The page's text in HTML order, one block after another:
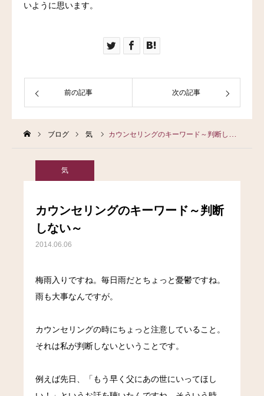
いように思います。
前の記事 次の記事
ブログ 気 カウンセリングのキーワード～判断しない～
気
カウンセリングのキーワード～判断
しない～
2014.06.06
梅雨入りですね。毎日雨だとちょっと憂鬱ですね。
雨も大事なんですが。
カウンセリングの時にちょっと注意していること。
それは私が判断しないということです。
例えば先日、「もう早く父にあの世にいってほし